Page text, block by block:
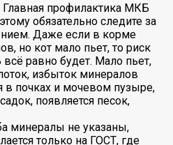
Главная профилактика МКБ
обязательно следите за
Даже если в корме
но кот мало пьет, то риск
равно будет. Мало пьет,
избыток минералов
в почках и мочевом пузыре,
появляется песок,
минералы не указаны,
только на ГОСТ, где